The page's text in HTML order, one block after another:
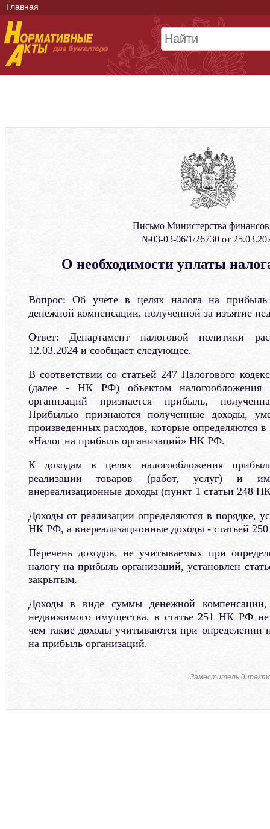
Главная
Письмо Министерства
№03-03-06/1/26730 от
О необходимости уплаты
Вопрос: Об учете в целях налога на
денежной компенсации, полученной за изъятие
Ответ: Департамент налоговой политики
12.03.2024 и сообщает следующее.
В соответствии со статьей 247 Налогового
(далее - НК РФ) объектом
организаций признается прибыль,
Прибылью признаются полученные доходы,
произведенных расходов, которые определяются в
«Налог на прибыль организаций» НК РФ.
К доходам в целях налогообложения
реализации товаров (работ, услуг) и
внереализационные доходы (пункт 1 статьи 248
Доходы от реализации определяются в порядке,
НК РФ, а внереализационные доходы - статьей
Перечень доходов, не учитываемых при
налогу на прибыль организаций, установлен
закрытым.
Доходы в виде суммы денежной компенсации,
недвижимого имущества, в статье 251 НК РФ
чем такие доходы учитываются при определении
на прибыль организаций.
Заместитель